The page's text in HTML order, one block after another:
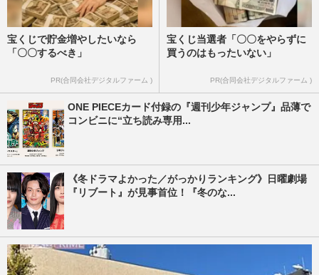
宝くじで貯金増やしたいなら
「〇〇するべき」
PR(合同会社デジタルファーム )
宝くじ当選者「〇〇をやらずに
買うのはもったいない」
PR(合同会社デジタルファーム )
ONE PIECEカード付録の『週刊少年ジャンプ』品薄で
コンビニに“立ち読み専用...
《冬ドラマよかった／がっかりランキング》日曜劇場
『リブート』が見事首位！『冬のな...